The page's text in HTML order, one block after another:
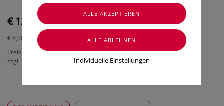
€ 12,00
€ 6,00
/ 100 ml
Preis inkl. MwSt.
zzgl. Versandkosten
Individuelle Einstellungen